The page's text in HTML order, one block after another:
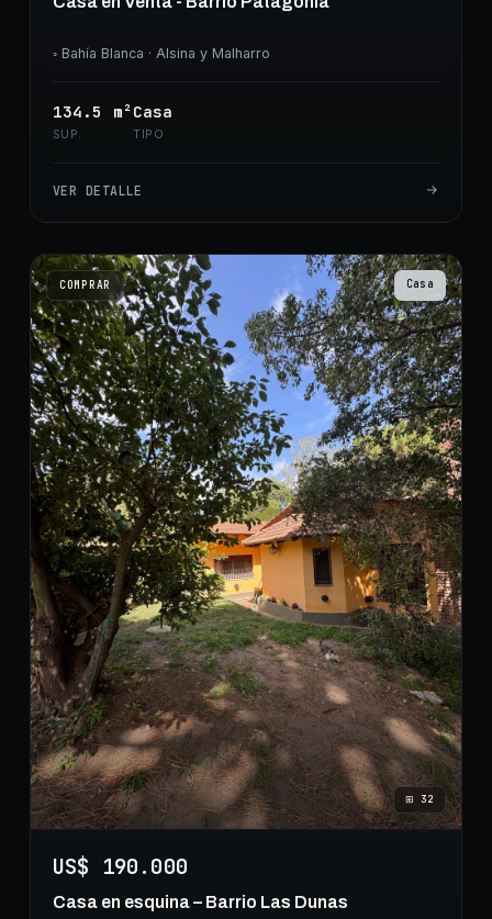
◦ Bahía Blanca · Alsina y Malharro
134.5 m²
SUP.
Casa
TIPO
VER DETALLE
COMPRAR Casa
⊞32
US$ 190.000
Casa en esquina – Barrio Las Dunas